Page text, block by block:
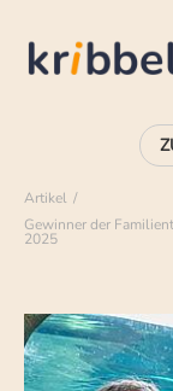
Artikel
Gewinner der
2025